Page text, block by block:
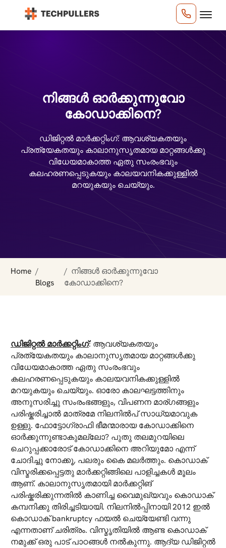
നിങ്ങൾ ഓർക്കുന്നുവോ
കോഡാക്കിനെ?
ഡിജിറ്റൽ മാർക്കറ്റിംഗ്: ആവശ്യകതയും
പ്രത്യേകതയും കാലാനുസൃതമായ മാറ്റങ്ങൾക്കു
വിധേയമാകാത്ത ഏതു സംരംഭവും
കലഹരണപ്പെടുകയും കാലയവനികക്കുള്ളിൽ
മറയുകയും ചെയ്യും.
Home
Blogs
നിങ്ങൾ ഓർക്കുന്നുവോ
കോഡാക്കിനെ?
ഡിജിറ്റൽ മാർക്കറ്റിംഗ്: ആവശ്യകതയും
പ്രത്യേകതയും കാലാനുസൃതമായ മാറ്റങ്ങൾക്കു
വിധേയമാകാത്ത ഏതു സംരംഭവും
കലഹരണപ്പെടുകയും കാലയവനികക്കുള്ളിൽ
മറയുകയും ചെയ്യും. ഓരോ കാലഘട്ടത്തിനും
അനുസരിച്ചു സംരംഭങ്ങളും, വിപണന മാര്ഗങ്ങളും
പരിഷ്കരിച്ചാൽ മാത്രമേ നിലനിൽപ് സാധ്യമാവുക
ഉള്ളു. ഫോട്ടോഗ്രാഫി ഭീമന്മാരായ കോഡാക്കിനെ
ഓർക്കുന്നുണ്ടാകുമല്ലോ? പുതു തലമുറയിലെ
ചെറുപ്പക്കാരോട് കോഡാക്കിനെ അറിയുമോ എന്ന്
ചോദിച്ചു നോക്കൂ, പലരും കൈ മലർത്തും. കൊഡാക്
വിസ്മരിക്കപ്പെട്ടതു മാർക്കറ്റിങ്ങിലെ പാളിച്ചകൾ മൂലം
ആണ്. കാലാനുസൃതമായി മാർക്കറ്റിങ്
പരിഷ്കരിക്കുന്നതിൽ കാണിച്ച വൈമുഖ്യവും കൊഡാക്
കമ്പനിക്കു തിരിച്ചടിയായി. നിലനിൽപ്പിനായി 2012 ഇൽ
കൊഡാക് bankruptcy ഫയൽ ചെയ്യേണ്ടി വന്നു
എന്നതാണ് ചരിത്രം. വിസ്മൃതിയിൽ ആണ്ട കൊഡാക്
നമുക്ക് ഒരു പാട് പാഠങ്ങൾ നൽകുന്നു. ആദ്യ ഡിജിറ്റൽ